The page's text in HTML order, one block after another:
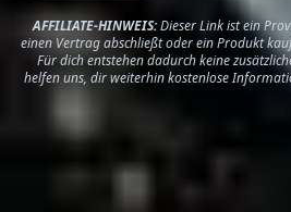
AFFILIATE-HINWEIS:Dieser Link ist ein
einen Vertrag abschließt oder ein Produkt
Für dich entstehen dadurch keine
helfen uns, dir weiterhin kostenlose